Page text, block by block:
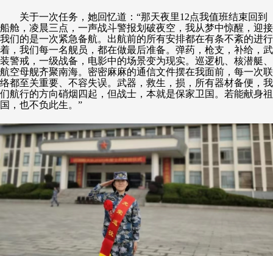
关于一次任务，她回忆道：“那天夜里12点我值班结束回到
船舱，凌晨三点，一声战斗警报划破夜空，我从梦中惊醒，迎接
我们的是一次紧急备航。出航前的所有安排都在有条不紊的进行
着，我们每一名舰员，都在做最后准备。弹药，枪支，补给，武
装警戒，一级战备，电影中的场景变为现实。巡逻机、核潜艇、
航空母舰齐聚南海。密密麻麻的通信文件摆在我面前，每一次联
络都至关重要、不容失误。武器，救生，损，所有器材备便，我
们航行的方向硝烟四起，但战士，本就是保家卫国。若能献身祖
国，也不负此生。”